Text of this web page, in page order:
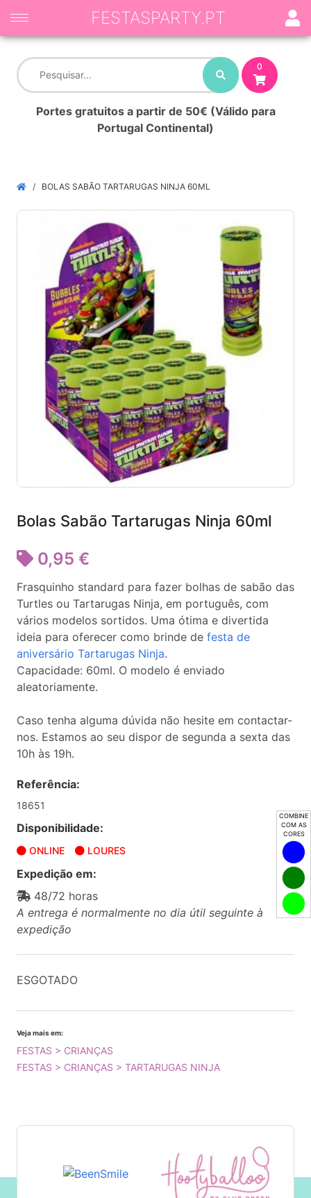
COMBINE
COM AS
CORES
0
Portes gratuitos a partir de 50€ (Válido para
Portugal Continental)
FESTASPARTY.PT
BOLAS SABÃO TARTARUGAS NINJA 60ML
Bolas Sabão Tartarugas Ninja 60ml
0,95 €
Frasquinho standard para fazer bolhas de sabão das
Turtles ou Tartarugas Ninja, em português, com
vários modelos sortidos. Uma ótima e divertida
ideia para oferecer como brinde de festa de
aniversário Tartarugas Ninja.
Capacidade: 60ml. O modelo é enviado
aleatoriamente.
Caso tenha alguma dúvida não hesite em contactar-
nos. Estamos ao seu dispor de segunda a sexta das
10h às 19h.
Referência:
18651
Disponibilidade:
ONLINE LOURES
Expedição em:
48/72 horas
A entrega é normalmente no dia útil seguinte à
expedição
ESGOTADO
Veja mais em:
FESTAS > CRIANÇAS
FESTAS > CRIANÇAS > TARTARUGAS NINJA